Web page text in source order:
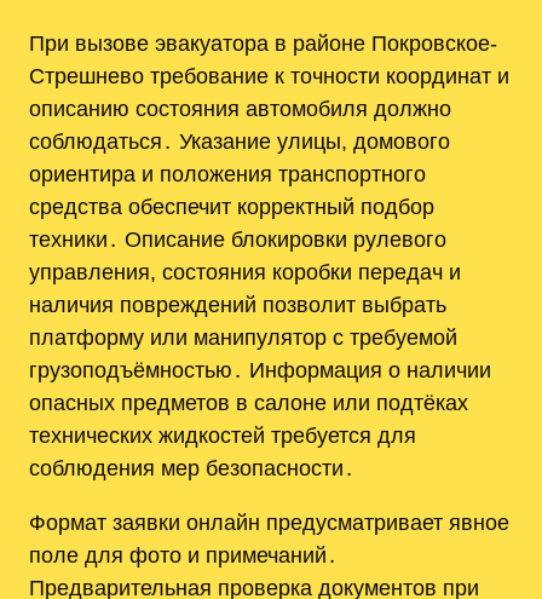
При вызове эвакуатора в районе Покровское-
Стрешнево требование к точности координат и
описанию состояния автомобиля должно
соблюдаться․ Указание улицы, домового
ориентира и положения транспортного
средства обеспечит корректный подбор
техники․ Описание блокировки рулевого
управления, состояния коробки передач и
наличия повреждений позволит выбрать
платформу или манипулятор с требуемой
грузоподъёмностью․ Информация о наличии
опасных предметов в салоне или подтёках
технических жидкостей требуется для
соблюдения мер безопасности․
Формат заявки онлайн предусматривает явное
поле для фото и примечаний․
Предварительная проверка документов при